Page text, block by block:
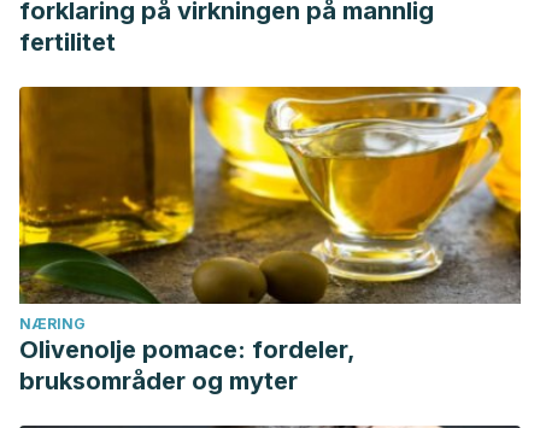
forklaring på virkningen på mannlig
fertilitet
NÆRING
Olivenolje pomace: fordeler,
bruksområder og myter